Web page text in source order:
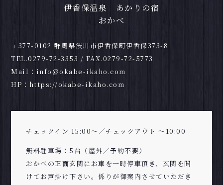
伊香保温泉 あかりの宿
おかべ
〒377-0102 群馬県渋川市伊香保町伊香保373-8
TEL.0279-72-3353 / FAX.0279-72-5773
Mail： info@okabe-ikaho.com
HP： https://okabe-ikaho.com
チェックイン 15:00～／チェックアウト ～10:00
無料駐車場：5台（屋外／予約不要）
おかべの正面玄関にお車を一時停車頂き、玄関を開
けてお声掛け下さい。係りが御案内させていただき